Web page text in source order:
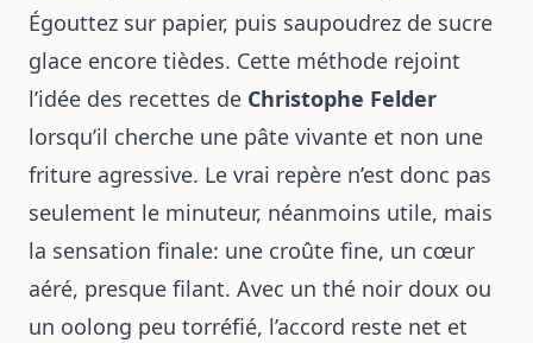
Égouttez sur papier, puis saupoudrez de sucre
glace encore tièdes. Cette méthode rejoint
l’idée des recettes de Christophe Felder
lorsqu’il cherche une pâte vivante et non une
friture agressive. Le vrai repère n’est donc pas
seulement le minuteur, néanmoins utile, mais
la sensation finale: une croûte fine, un cœur
aéré, presque filant. Avec un thé noir doux ou
un oolong peu torréfié, l’accord reste net et